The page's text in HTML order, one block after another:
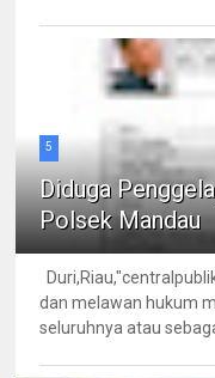
5
Diduga
Polsek Mandau
dan melawan hukum
seluruhnya atau